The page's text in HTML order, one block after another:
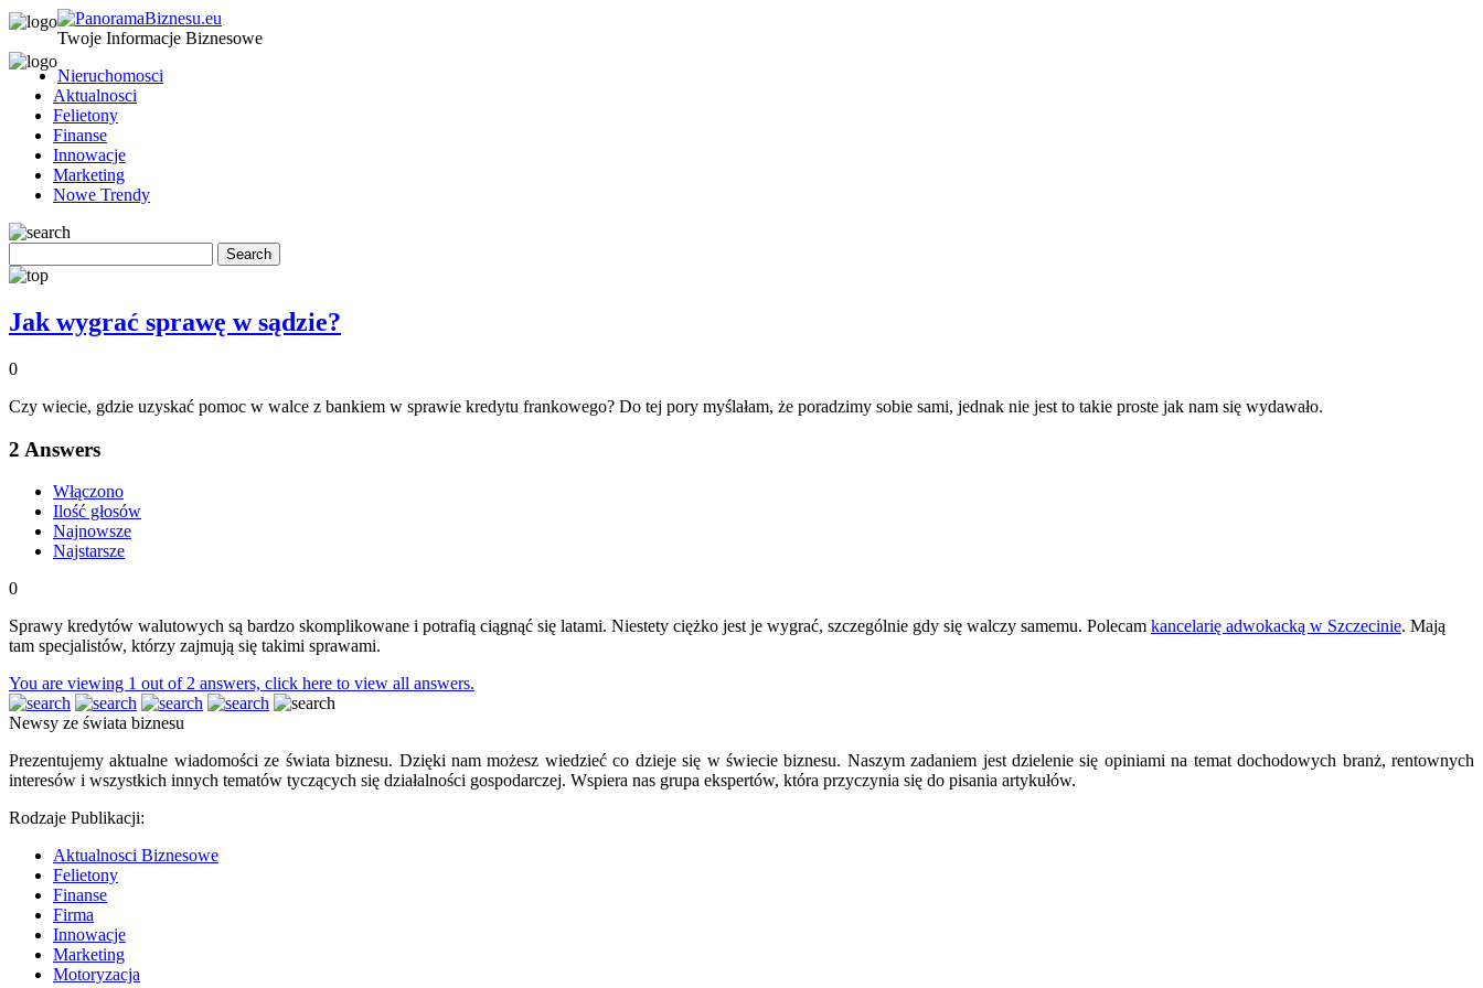
Twoje Informacje Biznesowe
Nieruchomosci
Aktualnosci
Felietony
Finanse
Innowacje
Marketing
Nowe Trendy
Jak wygrać sprawę w sądzie?
0
Czy wiecie, gdzie uzyskać pomoc w walce z bankiem w sprawie kredytu frankowego? Do tej pory myślałam, że poradzimy sobie sami, jednak nie jest to takie proste jak nam się wydawało.
2 Answers
Włączono
Ilość głosów
Najnowsze
Najstarsze
0
Sprawy kredytów walutowych są bardzo skomplikowane i potrafią ciągnąć się latami. Niestety ciężko jest je wygrać, szczególnie gdy się walczy samemu. Polecam kancelarię adwokacką w Szczecinie. Mają
tam specjalistów, którzy zajmują się takimi sprawami.
You are viewing 1 out of 2 answers, click here to view all answers.
Newsy ze świata biznesu
Prezentujemy aktualne wiadomości ze świata biznesu. Dzięki nam możesz wiedzieć co dzieje się w świecie biznesu. Naszym zadaniem jest dzielenie się opiniami na temat dochodowych branż, rentownych
interesów i wszystkich innych tematów tyczących się działalności gospodarczej. Wspiera nas grupa ekspertów, która przyczynia się do pisania artykułów.
Rodzaje Publikacji:
Aktualnosci Biznesowe
Felietony
Finanse
Firma
Innowacje
Marketing
Motoryzacja